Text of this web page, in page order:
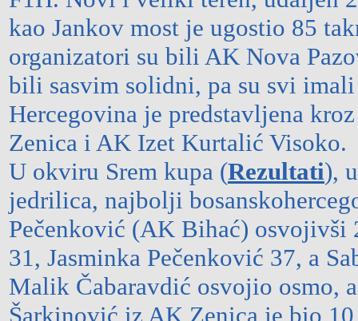
kao Jankov most je ugostio 85
organizatori su bili AK Nova
bili sasvim solidni, pa su svi
Hercegovina je predstavljena
Zenica i AK Izet Kurtalić Visoko.
U okviru Srem kupa (Rezultati),
jedrilica, najbolji
Pečenković (AK Bihać) osvojivši
31, Jasminka Pečenković 37, a
Malik Čabaravdić osvojio osmo,
Šarkinović iz AK Zenica je bio